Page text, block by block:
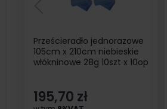
Prześcieradło jednorazowe
105cm x 210cm niebieskie
włókninowe 28g 10szt x 10op
195,70 zł